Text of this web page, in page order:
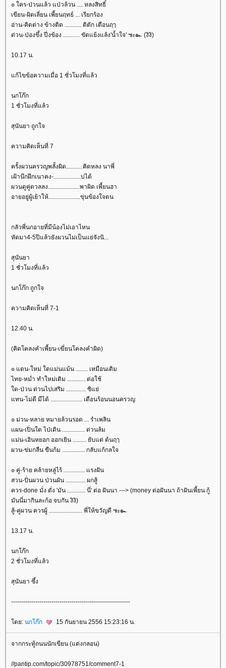
๏ ใคร-ป่วนแล้ว แป่วล้วน .... หลงสิทธิ์
เขียน-ผิดเลี่ยน เพี้ยนฤทธ์ ... เรียกร้อง
อ่าน-คิดต่าง ข้างติด ........... ติตัก เตือนฤๅ
ด่วน-ป่องขึ้ง ปึ่งข้อง ........... ขัดแย้งแล้ง'น้ำใจ' ๚ะ๛ (งิงิ)
10.17 น.
ก้ไขข้อความเมื่อ 1 ชั่วโมงที่แล้ว
นกโก๊ก
1 ชั่วโมงที่แล้ว
สุนันยา ถูกใจ
ความคิดเห็นที่ 7
ครั้งผวนครวญพลั้งผิด...........คิดหลง นาพี่
เฝ้านึกฝึกเนาคง-..................บ่ได้
ผวนดูคู่ดวลลง.....................พาผิด เพี้ยนฮา
อายอยู่ผู้เย้าให้.....................ขุ่นข้องใจตน
กลัวพี่นกอายที่มีน้องไม่เอาไหน
หัดมา4-5ปีแล้วยังผวนไม่เป็นแย่จังนิ...
สุนันยา
1 ชั่วโมงที่แล้ว
นกโก๊ก ถูกใจ
ความคิดเห็นที่ 7-1
12.40 น.
(คิดโคลงคำเพี้ยน-เฆี่ยนโคลงคำผิด)
๏ แดน-ใหม่ ใดแม่นแม้น ........ เหมือนเดิม
ไทย-หม่ำ ทำใหม่เติม ............ ต่อใช้
ด-ป่วน ด่วนไปเสริม ............. ซิแย่
ทน-ไม่ดี มีได้ ..................... เดือนร้อนนอนครวญ
๏ ม่วน-หลาย หมายล้วนรอด ... รำเพลิน
ผน-เปิ่นใด ไป่เดิน ............... ด่วนล้ม
ม่น-เอินหยอก ออกเยิน ......... ยับแต่ ต้นฤๅ
ผวน-ข่มกลืน ขืนก้ม ............... กลับแก้กลใจ
๏ คู่-ร้าย คล้ายหลู่ไร้ .............. แรงฝัน
สวน-ปั่นผวน ป่วนผัน ............. ผกสู้
ควร-done มั่ง ดั่ง 'มัน ............ นี่' ต่อ ฝันนา ---> (money ต่อฝันนา ถ้าฝันเพี้ยน กู้
มันนี่มากินละก้อ จบกัน งิงิ)
สู้-คู่ผวน ควรผู้ ...................... พี่ให้ขวัญดี ๚ะ๛
13.17 น.
นกโก๊ก
2 ชั่วโมงที่แล้ว
สุนันยา ซึ้ง
-----------------------------------------------------------
ดย: นกโก๊ก 15 กันยายน 2556 15:23:16 น.
จากกระทู้ถนนนักเขียน (แต่งกลอน)
//pantip.com/topic/30978751/comment7-1